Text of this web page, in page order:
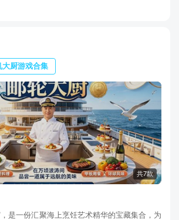
大厨游戏合集
共7款
是一份汇聚海上烹饪艺术精华的宝藏集合，为